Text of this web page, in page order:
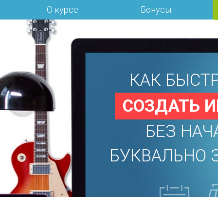
О курсе Бонусы
КАК
СОЗДАТЬ
БЕЗ
БУКВАЛЬНО